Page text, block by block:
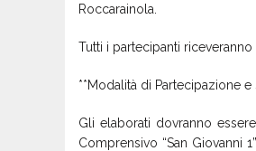
Roccarainola.
Tutti i partecipanti
**Modalità di Partecipazione e
Gli elaborati dovranno
Comprensivo “San Giovanni